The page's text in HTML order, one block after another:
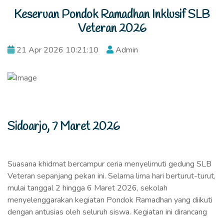
Keseruan Pondok Ramadhan Inklusif SLB
Veteran 2026
21 Apr 2026 10:21:10 Admin
Sidoarjo, 7 Maret 2026
Suasana khidmat bercampur ceria menyelimuti gedung SLB
Veteran sepanjang pekan ini. Selama lima hari berturut-turut,
mulai tanggal 2 hingga 6 Maret 2026, sekolah
menyelenggarakan kegiatan Pondok Ramadhan yang diikuti
dengan antusias oleh seluruh siswa. Kegiatan ini dirancang